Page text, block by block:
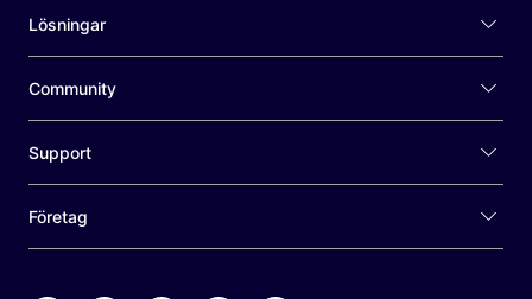
Lösningar
Community
Support
Företag